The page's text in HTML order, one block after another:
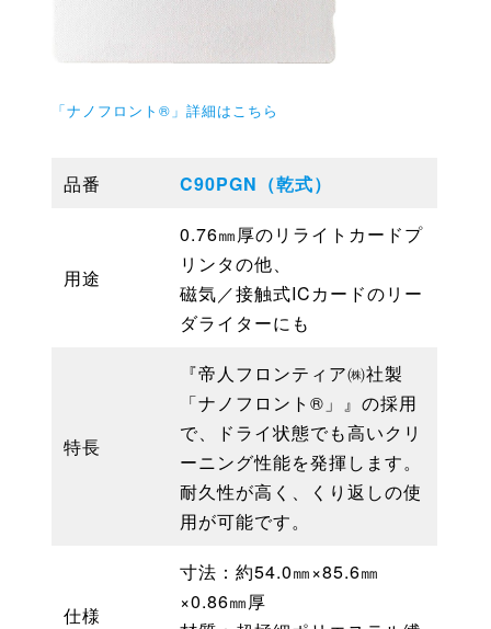
「ナノフロント®」詳細はこちら
品番 C90PGN（乾式）
用途
0.76㎜厚のリライトカードプ
リンタの他、
磁気／接触式ICカードのリー
ダライターにも
特長
『帝人フロンティア㈱社製
「ナノフロント®」』の採用
で、ドライ状態でも高いクリ
ーニング性能を発揮します。
耐久性が高く、くり返しの使
用が可能です。
仕様
寸法：約54.0㎜×85.6㎜
×0.86㎜厚